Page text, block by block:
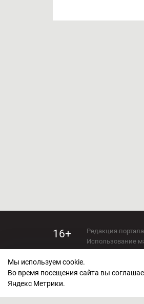
16+
Редакция
Использование
Использование
СМИ
Мы используем cookie.
Во время посещения сайта вы
Яндекс Метрики.